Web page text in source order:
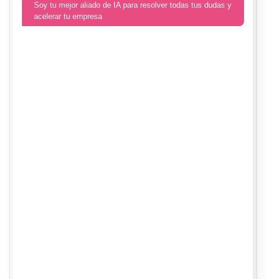
Soy tu mejor aliado de IA para resolver todas tus dudas y
acelerar tu empresa